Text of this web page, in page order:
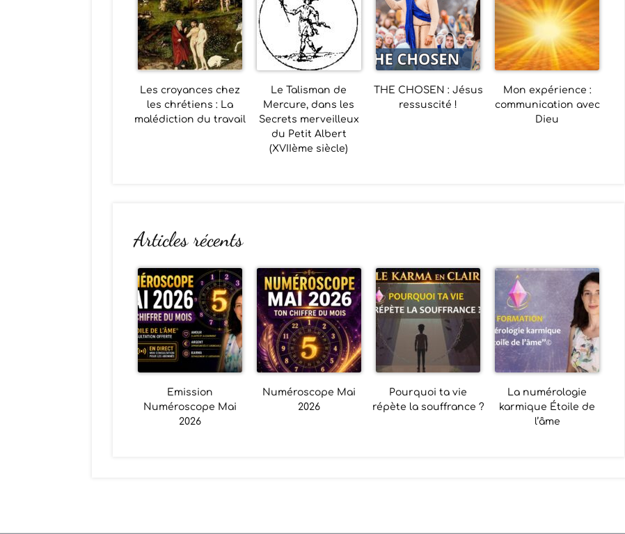
Les croyances chez
les chrétiens : La
malédiction du travail
Le Talisman de
Mercure, dans les
Secrets merveilleux
du Petit Albert
(XVIIème siècle)
THE CHOSEN : Jésus
ressuscité !
Mon expérience :
communication avec
Dieu
Articles récents
Emission
Numéroscope Mai
2026
Numéroscope Mai
2026
Pourquoi ta vie
répète la souffrance ?
La numérologie
karmique Étoile de
l’âme